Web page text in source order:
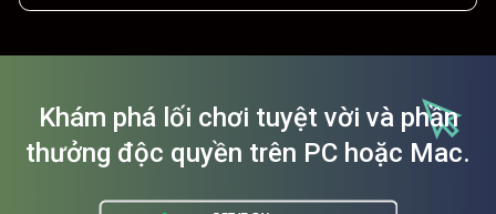
Khám phá lối chơi tuyệt vời và phần
thưởng độc quyền trên PC hoặc Mac.